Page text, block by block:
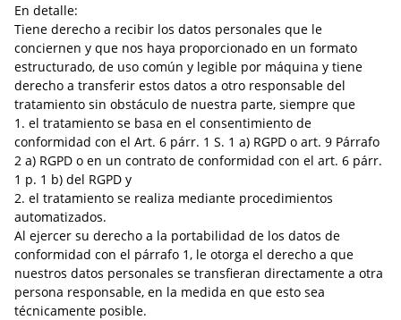
En detalle:
Tiene derecho a recibir los datos personales que le
conciernen y que nos haya proporcionado en un formato
estructurado, de uso común y legible por máquina y tiene
derecho a transferir estos datos a otro responsable del
tratamiento sin obstáculo de nuestra parte, siempre que
1. el tratamiento se basa en el consentimiento de
conformidad con el Art. 6 párr. 1 S. 1 a) RGPD o art. 9 Párrafo
2 a) RGPD o en un contrato de conformidad con el art. 6 párr.
1 p. 1 b) del RGPD y
2. el tratamiento se realiza mediante procedimientos
automatizados.
Al ejercer su derecho a la portabilidad de los datos de
conformidad con el párrafo 1, le otorga el derecho a que
nuestros datos personales se transfieran directamente a otra
persona responsable, en la medida en que esto sea
técnicamente posible.